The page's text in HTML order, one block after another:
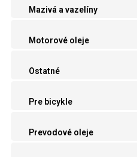
Mazivá a vazelíny
Motorové oleje
Ostatné
Pre bicykle
Prevodové oleje